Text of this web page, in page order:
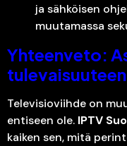
ja sähköisen
muutamassa
Yhteenveto:
Televisioviihde on
entiseen ole. IPTV
kaiken sen, mitä